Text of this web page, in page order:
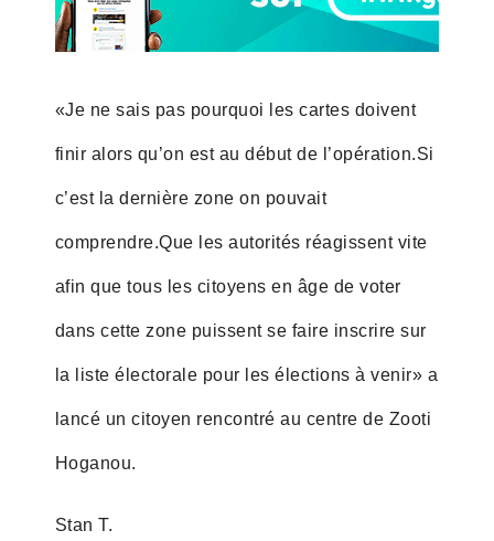
«Je ne sais pas pourquoi les cartes doivent
finir alors qu’on est au début de l’opération.Si
c’est la dernière zone on pouvait
comprendre.Que les autorités réagissent vite
afin que tous les citoyens en âge de voter
dans cette zone puissent se faire inscrire sur
la liste électorale pour les élections à venir» a
lancé un citoyen rencontré au centre de Zooti
Hoganou.
Stan T.